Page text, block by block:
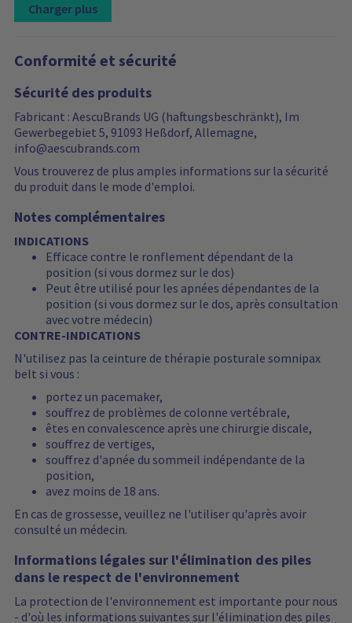
r
b
y
r
b
y
Charger plus
a
i
g
m
o
r
e
e
v
i
v
e
s
a
r
e
f
l
t
e
v
e
s
f
i
l
t
r
i
n
e
s
e
t
Conformité et sécurité
Sécurité des produits
Fabricant : AescuBrands UG (haftungsbeschränkt), Im
Gewerbegebiet 5, 91093 Heßdorf, Allemagne,
info@aescubrands.com
Vous trouverez de plus amples informations sur la sécurité
du produit dans le mode d'emploi.
Notes complémentaires
INDICATIONS
Efficace contre le ronflement dépendant de la
position (si vous dormez sur le dos)
Peut être utilisé pour les apnées dépendantes de la
position (si vous dormez sur le dos, après consultation
avec votre médecin)
CONTRE-INDICATIONS
N'utilisez pas la ceinture de thérapie posturale somnipax
belt si vous :
portez un pacemaker,
souffrez de problèmes de colonne vertébrale,
êtes en convalescence après une chirurgie discale,
souffrez de vertiges,
souffrez d'apnée du sommeil indépendante de la
position,
avez moins de 18 ans.
En cas de grossesse, veuillez ne l'utiliser qu'après avoir
consulté un médecin.
Informations légales sur l'élimination des piles
dans le respect de l'environnement
La protection de l'environnement est importante pour nous
- d'où les informations suivantes sur l'élimination des piles